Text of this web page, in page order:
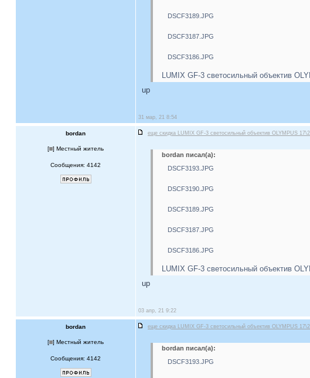
DSCF3189.JPG
DSCF3187.JPG
DSCF3186.JPG
LUMIX GF-3 светосильный объектив
up
31 мар, 21 8:54
bordan еще скидка LUMIX GF-3 светосильный объектив OLYMPUS
[ ] Местный житель
Сообщения: 4142
bordan писал(а):
DSCF3193.JPG
DSCF3190.JPG
DSCF3189.JPG
DSCF3187.JPG
DSCF3186.JPG
LUMIX GF-3 светосильный объектив
up
03 апр, 21 9:22
bordan еще скидка LUMIX GF-3 светосильный объектив OLYMPUS
[ ] Местный житель
Сообщения: 4142
bordan писал(а):
DSCF3193.JPG